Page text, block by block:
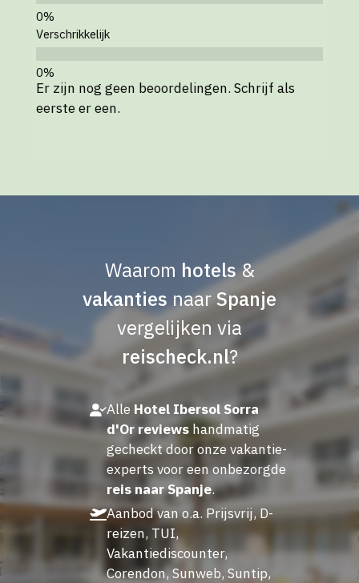
Verschrikkelijk
Er zijn nog geen beoordelingen. Schrijf als
eerste er een.
Waarom hotels&
vakanties naarSpanje
vergelijken via
reischeck.nl?
Alle Hotel Ibersol Sorra
d'Or reviewshandmatig
gecheckt door onze vakantie-
experts voor een onbezorgde
reis naar Spanje.
Aanbod van o.a. Prijsvrij, D-
reizen, TUI,
Vakantiediscounter,
Corendon, Sunweb, Suntip,